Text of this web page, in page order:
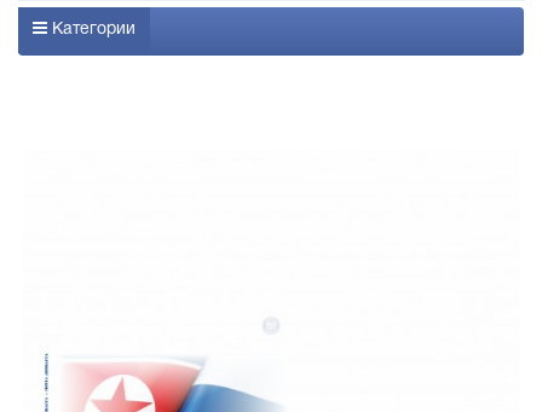
Категории